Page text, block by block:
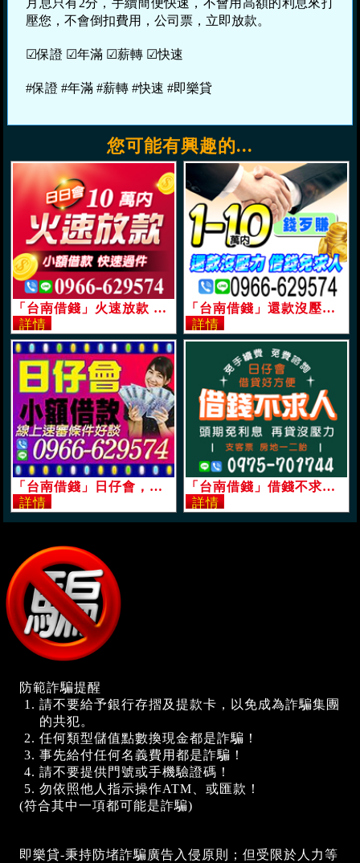
月息只有2分，手續簡便快速，不會用高額的利息來打
壓您，不會倒扣費用，公司票，立即放款。
☑保證 ☑年滿 ☑薪轉 ☑快速
#保證 #年滿 #薪轉 #快速 #即樂貸
您可能有興趣的...
「台南借錢」火速放款 日日會面 | 10萬內 小額借款快速過件「即樂貸」 「台南借錢」還款沒壓力，借錢免求人，1-10萬，快速審核可提前清償「即樂貸」
「台南借錢」日仔會，小額借款，線上速審條件好談，有工作另有優惠方案「即樂貸」 「台南借錢」借錢不求人，日仔會借貸好方便，頭期免利息，再貸沒壓力免手續費免諮詢費「即樂貸」
防範詐騙提醒
請不要給予銀行存摺及提款卡，以免成為詐騙集團
的共犯。
任何類型儲值點數換現金都是詐騙！
事先給付任何名義費用都是詐騙！
請不要提供門號或手機驗證碼！
勿依照他人指示操作ATM、或匯款！
(符合其中一項都可能是詐騙)
即樂貸-秉持防堵詐騙廣告入侵原則；但受限於人力等